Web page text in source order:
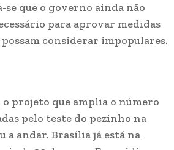
se que o governo ainda não
para aprovar medidas
considerar impopulares.
o projeto que amplia o número
pelo teste do pezinho na
a andar. Brasília já está na